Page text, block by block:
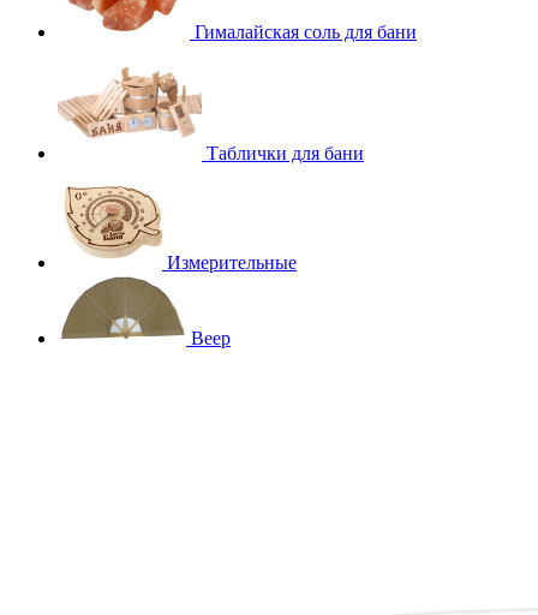
Гималайская соль для бани
Таблички для бани
Измерительные
Веер